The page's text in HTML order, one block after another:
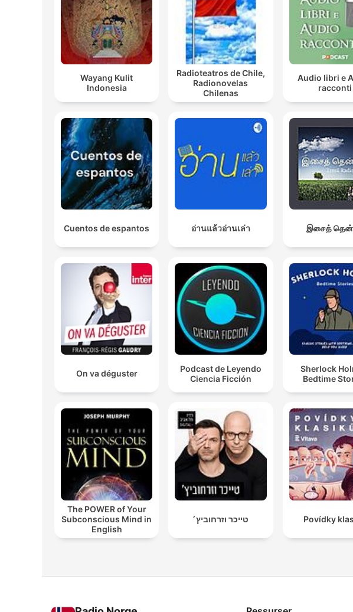
Wayang Kulit
Indonesia
Radioteatros de Chile,
Radionovelas
Chilenas
Audio libri e
racconti
Cuentos de espantos อ่านแล้วอ่านเล่า இசைத்
On va déguster
Podcast de Leyendo
Ciencia Ficción
Sherlock
Bedtime
The POWER of Your
Subconscious Mind in
English
טייכר וזרחוביץ׳ Povídky